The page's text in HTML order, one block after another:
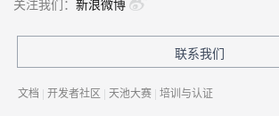
关注我们： 新浪微博
联系我们
文档 | 开发者社区 | 天池大赛 | 培训与认证